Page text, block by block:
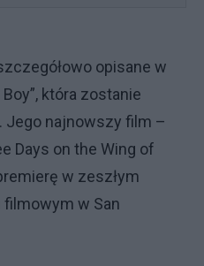
opisane w
która zostanie
Jego najnowszy film –
Days on the Wing of
w zeszłym
w San